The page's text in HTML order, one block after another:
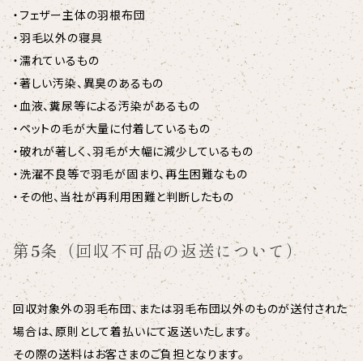
・フェザー主体の羽根布団
・羽毛以外の寝具
・濡れているもの
・著しい汚染、異臭のあるもの
・血液、糞尿等による汚染があるもの
・ペットの毛が大量に付着しているもの
・破れが著しく、羽毛が大幅に減少しているもの
・洗濯不良等で羽毛が固まり、再生困難なもの
・その他、当社が再利用困難と判断したもの
第5条（回収不可品の返送について）
回収対象外の羽毛布団、または羽毛布団以外のものが送付された
場合は、原則として着払いにて返送いたします。
その際の送料はお客さまのご負担となります。